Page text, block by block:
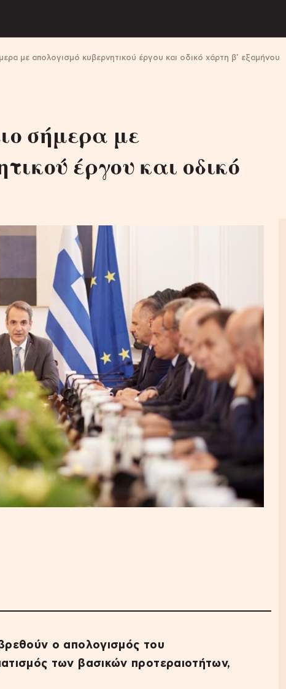
με απολογισμό κυβερνητικού έργου και οδικό χάρτη β’ εξαμήνου
σήμερα με
έργου και οδικό
ο απολογισμός του
των βασικών προτεραιοτήτων,